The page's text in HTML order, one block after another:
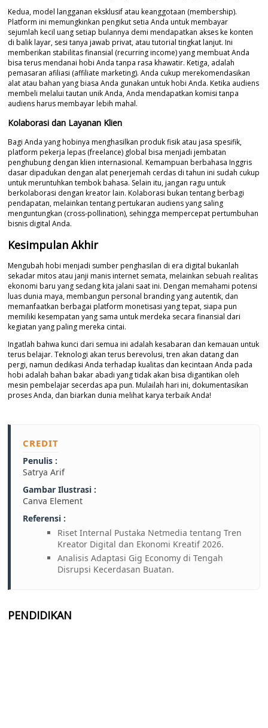
Kedua, model langganan eksklusif atau keanggotaan (membership).
Platform ini memungkinkan pengikut setia Anda untuk membayar
sejumlah kecil uang setiap bulannya demi mendapatkan akses ke konten
di balik layar, sesi tanya jawab privat, atau tutorial tingkat lanjut. Ini
memberikan stabilitas finansial (recurring income) yang membuat Anda
bisa terus mendanai hobi Anda tanpa rasa khawatir. Ketiga, adalah
pemasaran afiliasi (affiliate marketing). Anda cukup merekomendasikan
alat atau bahan yang biasa Anda gunakan untuk hobi Anda. Ketika audiens
membeli melalui tautan unik Anda, Anda mendapatkan komisi tanpa
audiens harus membayar lebih mahal.
Kolaborasi dan Layanan Klien
Bagi Anda yang hobinya menghasilkan produk fisik atau jasa spesifik,
platform pekerja lepas (freelance) global bisa menjadi jembatan
penghubung dengan klien internasional. Kemampuan berbahasa Inggris
dasar dipadukan dengan alat penerjemah cerdas di tahun ini sudah cukup
untuk meruntuhkan tembok bahasa. Selain itu, jangan ragu untuk
berkolaborasi dengan kreator lain. Kolaborasi bukan tentang berbagi
pendapatan, melainkan tentang pertukaran audiens yang saling
menguntungkan (cross-pollination), sehingga mempercepat pertumbuhan
bisnis digital Anda.
Kesimpulan Akhir
Mengubah hobi menjadi sumber penghasilan di era digital bukanlah
sekadar mitos atau janji manis internet semata, melainkan sebuah realitas
ekonomi baru yang sedang kita jalani saat ini. Dengan memahami potensi
luas dunia maya, membangun personal branding yang autentik, dan
memanfaatkan berbagai platform monetisasi yang tepat, siapa pun
memiliki kesempatan yang sama untuk merdeka secara finansial dari
kegiatan yang paling mereka cintai.
Ingatlah bahwa kunci dari semua ini adalah kesabaran dan kemauan untuk
terus belajar. Teknologi akan terus berevolusi, tren akan datang dan
pergi, namun dedikasi Anda terhadap kualitas dan kecintaan Anda pada
hobi adalah bahan bakar abadi yang tidak akan bisa digantikan oleh
mesin pembelajar secerdas apa pun. Mulailah hari ini, dokumentasikan
proses Anda, dan biarkan dunia melihat karya terbaik Anda!
CREDIT
Penulis :
Satrya Arif
Gambar Ilustrasi :
Canva Element
Referensi :
Riset Internal Pustaka Netmedia tentang Tren
Kreator Digital dan Ekonomi Kreatif 2026.
Analisis Adaptasi Gig Economy di Tengah
Disrupsi Kecerdasan Buatan.
PENDIDIKAN